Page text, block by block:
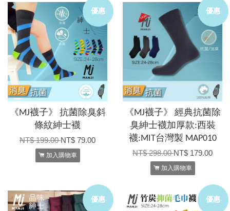
優惠
《MJ襪子》 抗菌除臭斜
條紋紳士襪
NT$ 199.00NT$ 79.00
加入購物車
優惠
《MJ襪子》 經典抗菌除
臭紳士襪加厚款:西裝
襪:MIT台灣製 MAP010
NT$ 298.00NT$ 179.00
加入購物車
優惠 優惠